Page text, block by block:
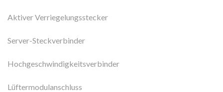
Aktiver Verriegelungsstecker
Server-Steckverbinder
Hochgeschwindigkeitsverbinder
Lüftermodulanschluss